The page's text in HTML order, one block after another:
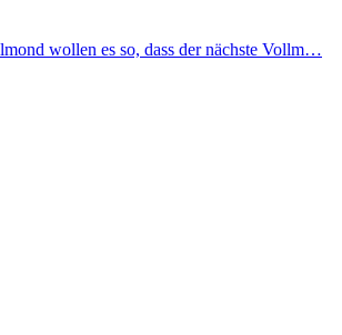
wollen es so, dass der nächste Vollm…